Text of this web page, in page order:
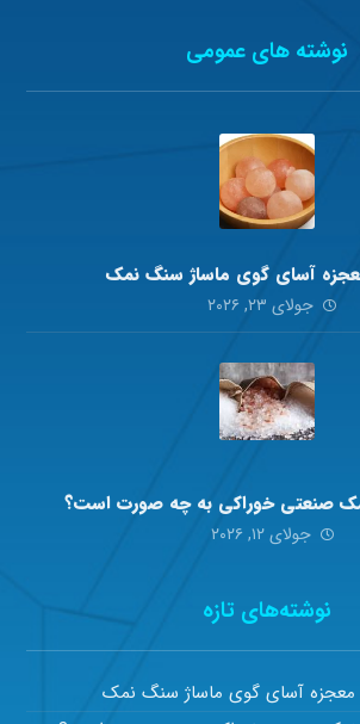
نوشته های عمومی
آسای گوی ماساژ سنگ نمک
جولای ۲۳, ۲۰۲۶
صنعتی خوراکی به چه صورت است؟
جولای ۱۲, ۲۰۲۶
نوشته‌های تازه
آسای گوی ماساژ سنگ نمک